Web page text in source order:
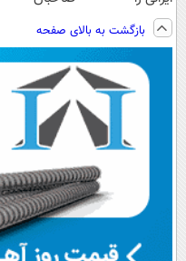
ساخت!!!
آنلاین و حضوری
بازگشت به بالای صفحه